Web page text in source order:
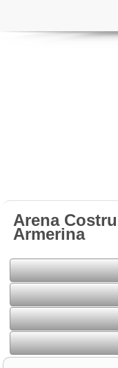
Arena
Armerina